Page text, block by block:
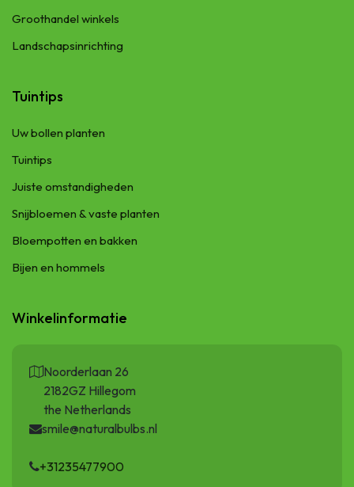
Groothandel winkels
Landschapsinrichting
Tuintips
Uw bollen planten
Tuintips
Juiste omstandigheden
Snijbloemen & vaste planten
Bloempotten en bakken
Bijen en hommels
Winkelinformatie
Noorderlaan 26
2182GZ Hillegom
the Netherlands
smile@naturalbulbs.nl
+31235477900